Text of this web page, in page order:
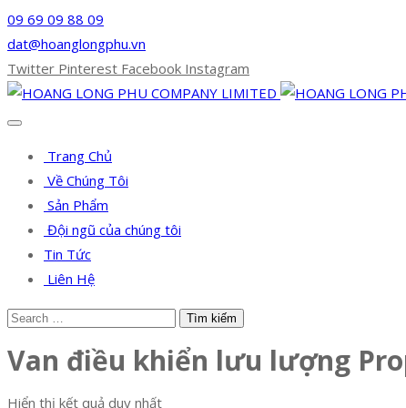
09 69 09 88 09
dat@hoanglongphu.vn
Twitter Pinterest Facebook Instagram
Trang Chủ
Về Chúng Tôi
Sản Phẩm
Đội ngũ của chúng tôi
Tin Tức
Liên Hệ
Van điều khiển lưu lượng
Hiển thị kết quả duy nhất